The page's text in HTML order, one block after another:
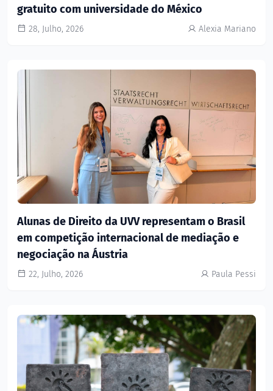
gratuito com universidade do México
28, Julho, 2026 Alexia Mariano
Alunas de Direito da UVV representam o Brasil
em competição internacional de mediação e
negociação na Áustria
22, Julho, 2026 Paula Pessi